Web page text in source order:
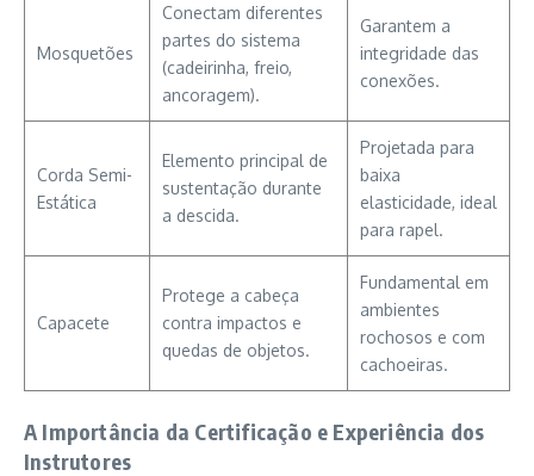
Mosquetões
Conectam diferentes
partes do sistema
(cadeirinha, freio,
ancoragem).
Garantem a
integridade das
conexões.
Corda Semi-
Estática
Elemento principal de
sustentação durante
a descida.
Projetada para
baixa
elasticidade, ideal
para rapel.
Capacete
Protege a cabeça
contra impactos e
quedas de objetos.
Fundamental em
ambientes
rochosos e com
cachoeiras.
A Importância da Certificação e Experiência dos
Instrutores